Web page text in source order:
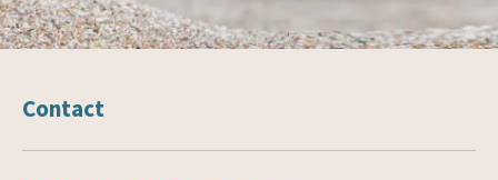
Contact